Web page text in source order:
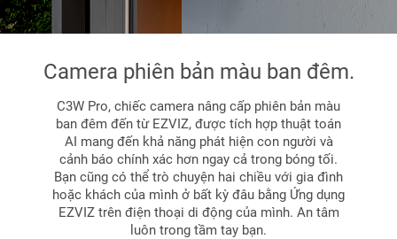
Camera phiên bản màu ban đêm.
C3W Pro, chiếc camera nâng cấp phiên bản màu
ban đêm đến từ EZVIZ, được tích hợp thuật toán
AI mang đến khả năng phát hiện con người và
cảnh báo chính xác hơn ngay cả trong bóng tối.
Bạn cũng có thể trò chuyện hai chiều với gia đình
hoặc khách của mình ở bất kỳ đâu bằng Ứng dụng
EZVIZ trên điện thoại di động của mình. An tâm
luôn trong tầm tay bạn.